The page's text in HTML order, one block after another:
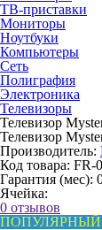
ТВ-приставки
Мониторы
Ноутбуки
Компьютеры
Сеть
Полиграфия
Электроника
Телевизоры
Телевизор
Телевизор
Производитель:
Код товара: FR-
Гарантия (мес):
Ячейка:
0 отзывов
ПОПУЛЯРНЫЙ